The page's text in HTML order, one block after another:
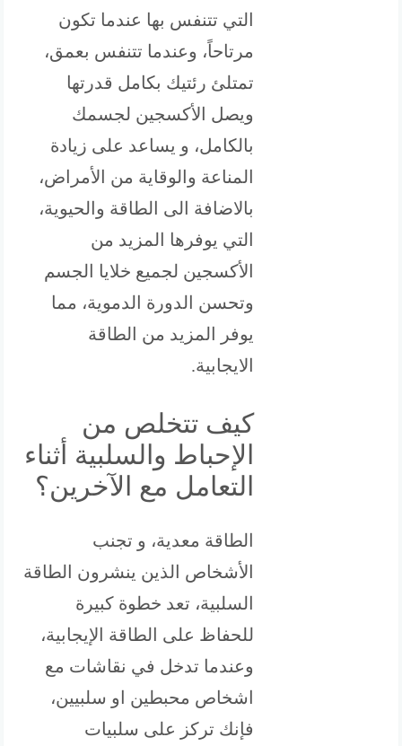
التي تتنفس بها عندما تكون
مرتاحاً، وعندما تتنفس بعمق،
تمتلئ رئتيك بكامل قدرتها
ويصل الأكسجين لجسمك
بالكامل، و يساعد على زيادة
المناعة والوقاية من الأمراض،
بالاضافة الى الطاقة والحيوية،
التي يوفرها المزيد من
الأكسجين لجميع خلايا الجسم
وتحسن الدورة الدموية، مما
يوفر المزيد من الطاقة
الايجابية.
كيف تتخلص من
الإحباط والسلبية أثناء
التعامل مع الآخرين؟
الطاقة معدية، و تجنب
الأشخاص الذين ينشرون الطاقة
السلبية، تعد خطوة كبيرة
للحفاظ على الطاقة الإيجابية،
وعندما تدخل في نقاشات مع
اشخاص محبطين او سلبيين،
فإنك تركز على سلبيات